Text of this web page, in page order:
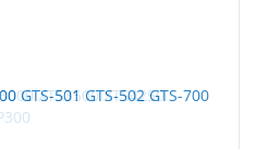
GTS-501 GTS-502 GTS-700